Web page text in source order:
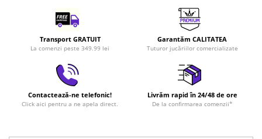
Transport GRATUIT
La comenzi peste 349.99 lei
Garantăm CALITATEA
Tuturor jucăriilor comercializate
Contactează-ne telefonic!
Click aici pentru a ne apela direct.
Livrăm rapid în 24/48 de ore
De la confirmarea comenzii*